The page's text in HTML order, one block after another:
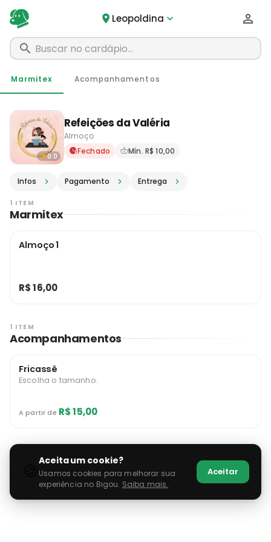
Leopoldina
0.0
Refeições da Valéria
Almoço
Delivery em Leopoldina -
Fechado Mín. R$ 10,00
Infos Pagamento Entrega
Marmitex Acompanhamentos
1 ITEM
Marmitex
Almoço 1
R$ 16,00
1 ITEM
Acompanhamentos
Fricassê
Escolha o tamanho.
A partir de R$ 15,00
🍪Aceita um cookie?
Usamos cookies para melhorar sua
experiência no Bigou. Saiba mais.
Aceitar